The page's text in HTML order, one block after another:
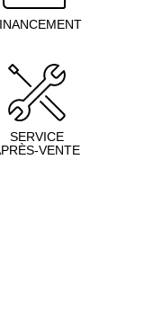
SERVICE
VENTE